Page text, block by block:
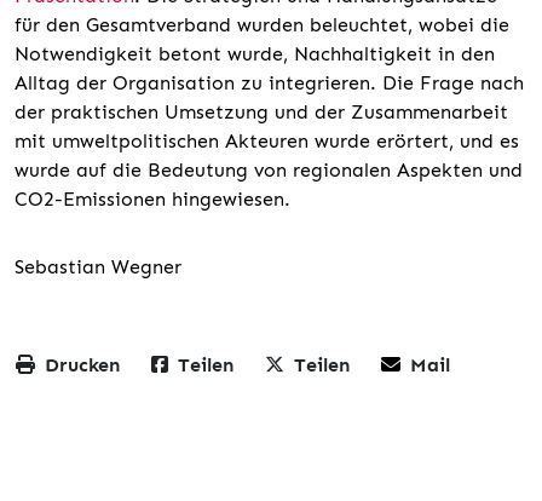
für den Gesamtverband wurden beleuchtet, wobei die
Notwendigkeit betont wurde, Nachhaltigkeit in den
Alltag der Organisation zu integrieren. Die Frage nach
der praktischen Umsetzung und der Zusammenarbeit
mit umweltpolitischen Akteuren wurde erörtert, und es
wurde auf die Bedeutung von regionalen Aspekten und
CO2-Emissionen hingewiesen.
Sebastian Wegner
Drucken Teilen Teilen Mail